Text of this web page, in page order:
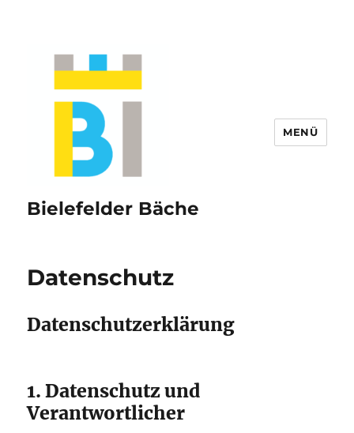
Bielefelder Bäche
MENÜ
Datenschutz
Datenschutzerklärung
1. Datenschutz und
Verantwortlicher